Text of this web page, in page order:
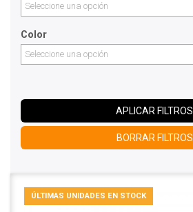
Seleccione una opción
Color
Seleccione una opción
APLICAR FILTROS
BORRAR FILTROS
ÚLTIMAS UNIDADES EN STOCK